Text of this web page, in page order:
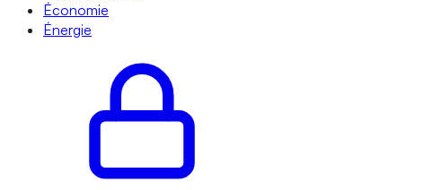
Économie
Énergie